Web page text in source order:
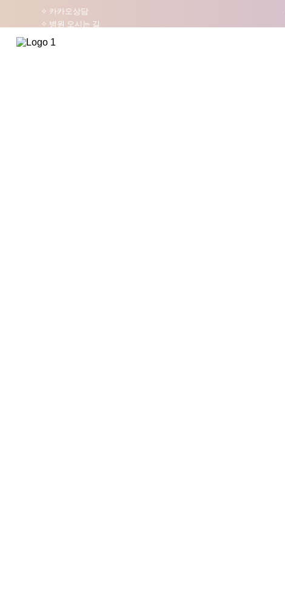
✧ 카카오상담
✧ 병원 오시는 길